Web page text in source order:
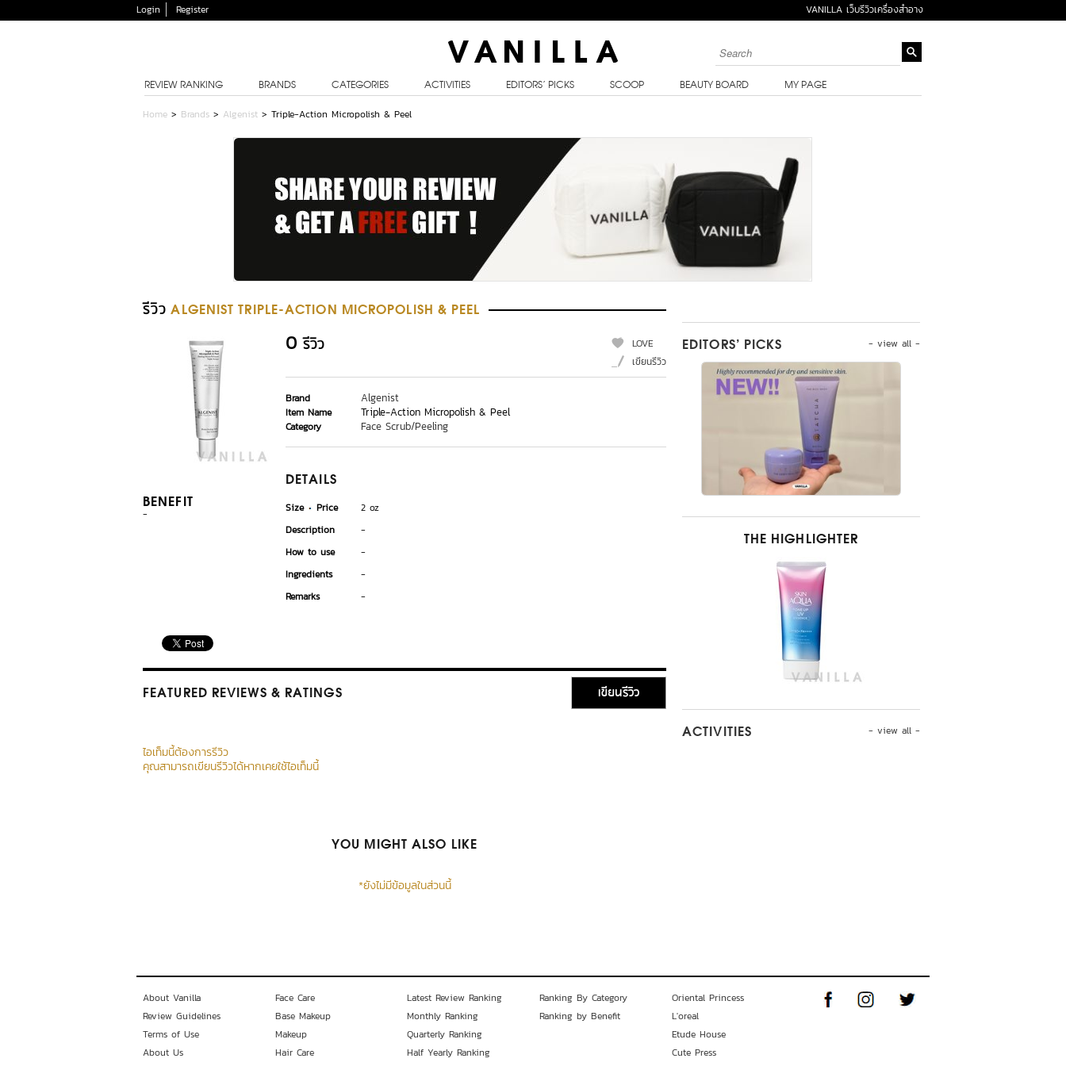
Login Register VANILLA เว็บรีวิวเครื่องสำอาง
REVIEW RANKING BRANDS CATEGORIES ACTIVITIES EDITORS’ PICKS SCOOP BEAUTY BOARD MY PAGE
Home > Brands > Algenist > Triple-Action Micropolish & Peel
รีวิว ALGENIST TRIPLE-ACTION MICROPOLISH & PEEL
BENEFIT
-
0 รีวิว
LOVE
เขียนรีวิว
Brand Algenist
Item Name Triple-Action Micropolish & Peel
Category Face Scrub/Peeling
DETAILS
Size Price
2 oz
Description
-
How to use
-
Ingredients
-
Remarks
-
FEATURED REVIEWS & RATINGS เขียนรีวิว
ไอเท็มนี้ต้องการรีวิว
คุณสามารถเขียนรีวิวได้หากเคยใช้ไอเท็มนี้
YOU MIGHT ALSO LIKE
*ยังไม่มีข้อมูลในส่วนนี้
- view all -
EDITORS’ PICKS
THE HIGHLIGHTER
- view all -
ACTIVITIES
About Vanilla
Review Guidelines
Terms of Use
About Us
Face Care
Base Makeup
Makeup
Hair Care
Latest Review Ranking
Monthly Ranking
Quarterly Ranking
Half Yearly Ranking
Ranking By Category
Ranking by Benefit
Oriental Princess
L'oreal
Etude House
Cute Press